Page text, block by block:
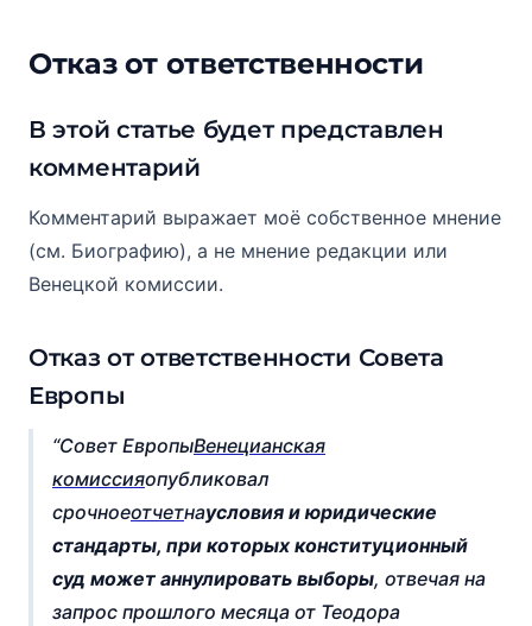
Отказ от ответственности
В этой статье будет представлен
комментарий
Комментарий выражает моё собственное мнение
(см. Биографию), а не мнение редакции или
Венецкой комиссии.
Отказ от ответственности Совета
Европы
Совет ЕвропыВенецианская
комиссияопубликовал
срочноеотчетнаусловия и юридические
стандарты, при которых конституционный
суд может аннулировать выборы, отвечая на
запрос прошлого месяца от Теодора